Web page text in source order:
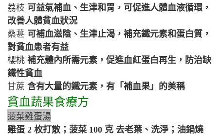
荔枝 可益氣補血、生津和胃，可促進人體血液循環，
改善人體貧血狀況
桑葚 可補血滋陰、生津止渴，補充鐵元素和蛋白質，
對貧血患者有益
櫻桃補充體內所需元素，促進血紅蛋白再生，防治缺
鐵性貧血
甘蔗 含有大量的鐵元素，有「補血果」的美稱
貧血蔬果食療方
菠菜雞蛋湯
雞蛋 2 枚打散；菠菜 100 克 去老葉、洗淨；油鍋燒